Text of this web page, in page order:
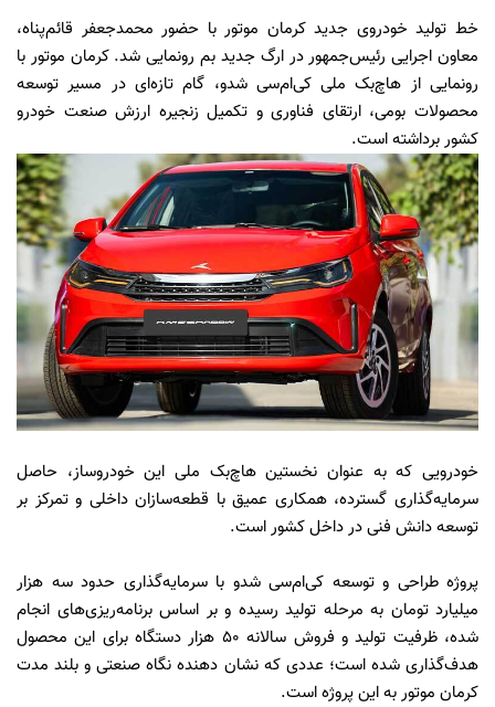
خط تولید خودروی جدید کرمان موتور با حضور محمدجعفر قائم‌پناه،
معاون اجرایی رئیس‌جمهور در ارگ جدید بم رونمایی شد. کرمان موتور با
رونمایی از هاچ‌بک ملی کی‌ام‌سی شدو، گام تازه‌ای در مسیر توسعه
محصولات بومی، ارتقای فناوری و تکمیل زنجیره ارزش صنعت خودرو
کشور برداشته است.
خودرویی که به ‌عنوان نخستین هاچ‌بک ملی این خودروساز، حاصل
سرمایه‌گذاری گسترده، همکاری عمیق با قطعه‌سازان داخلی و تمرکز بر
توسعه دانش فنی در داخل کشور است.
پروژه طراحی و توسعه کی‌ام‌سی شدو با سرمایه‌گذاری حدود سه هزار
میلیارد تومان به مرحله تولید رسیده و بر اساس برنامه‌ریزی‌های انجام‌
شده، ظرفیت تولید و فروش سالانه ۵۰ هزار دستگاه برای این محصول
هدف‌گذاری شده است؛ عددی که نشان ‌دهنده نگاه صنعتی و بلند مدت
کرمان موتور به این پروژه است.